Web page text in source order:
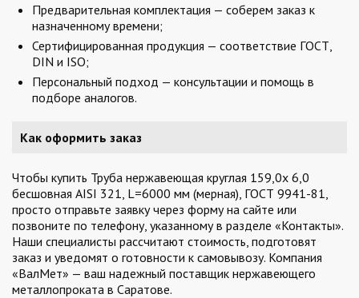
Предварительная комплектация — соберем заказ к
назначенному времени;
Сертифицированная продукция — соответствие ГОСТ,
DIN и ISO;
Персональный подход — консультации и помощь в
подборе аналогов.
Как оформить заказ
Чтобы купить Труба нержавеющая круглая 159,0х 6,0
бесшовная AISI 321, L=6000 мм (мерная), ГОСТ 9941-81,
просто отправьте заявку через форму на сайте или
позвоните по телефону, указанному в разделе «Контакты».
Наши специалисты рассчитают стоимость, подготовят
заказ и уведомят о готовности к самовывозу. Компания
«ВалМет» — ваш надежный поставщик нержавеющего
металлопроката в Саратове.